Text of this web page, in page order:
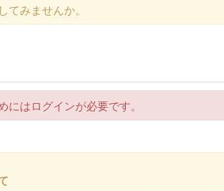
） 御城印
令和八年新春限定版
てみませんか。
にはログインが必要です。